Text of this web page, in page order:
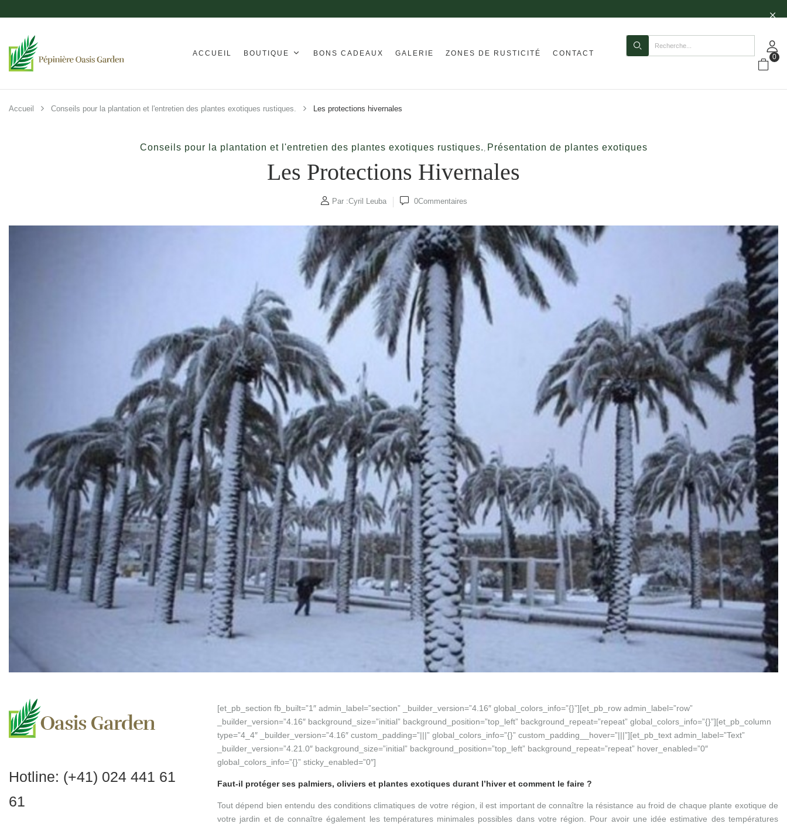
ACCUEIL BOUTIQUE BONS CADEAUX GALERIE ZONES DE RUSTICITÉ CONTACT 0
Accueil Conseils pour la plantation et l'entretien des plantes exotiques rustiques. Les protections hivernales
Conseils pour la plantation et l'entretien des plantes exotiques rustiques. , Présentation de plantes exotiques
Les Protections Hivernales
Par :Cyril Leuba 0Commentaires
Hotline: (+41) 024 441 61
61
[et_pb_section fb_built=”1″ admin_label=”section” _builder_version=”4.16″ global_colors_info=”{}”][et_pb_row admin_label=”row”
_builder_version=”4.16″ background_size=”initial” background_position=”top_left” background_repeat=”repeat” global_colors_info=”{}”][et_pb_column
type=”4_4″ _builder_version=”4.16″ custom_padding=”|||” global_colors_info=”{}” custom_padding__hover=”|||”][et_pb_text admin_label=”Text”
_builder_version=”4.21.0″ background_size=”initial” background_position=”top_left” background_repeat=”repeat” hover_enabled=”0″
global_colors_info=”{}” sticky_enabled=”0″]
Faut-il protéger ses palmiers, oliviers et plantes exotiques durant l’hiver et comment le faire ?
Tout dépend bien entendu des conditions climatiques de votre région, il est important de connaître la résistance au froid de chaque plante exotique de
votre jardin et de connaître également les températures minimales possibles dans votre région. Pour avoir une idée estimative des températures